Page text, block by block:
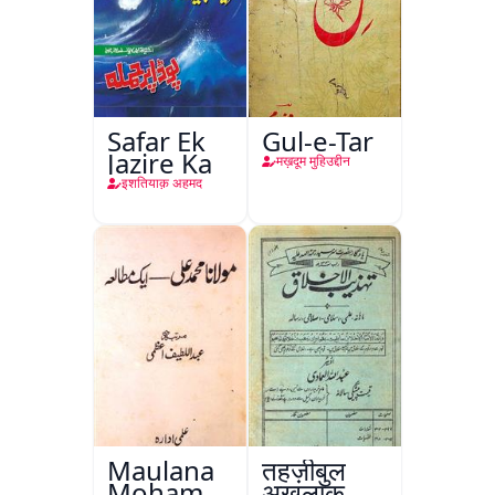
Safar Ek
Jazire Ka
इशतियाक़ अहमद
Gul-e-Tar
मख़दूम मुहिउद्दीन
Maulana तहज़ीबुल